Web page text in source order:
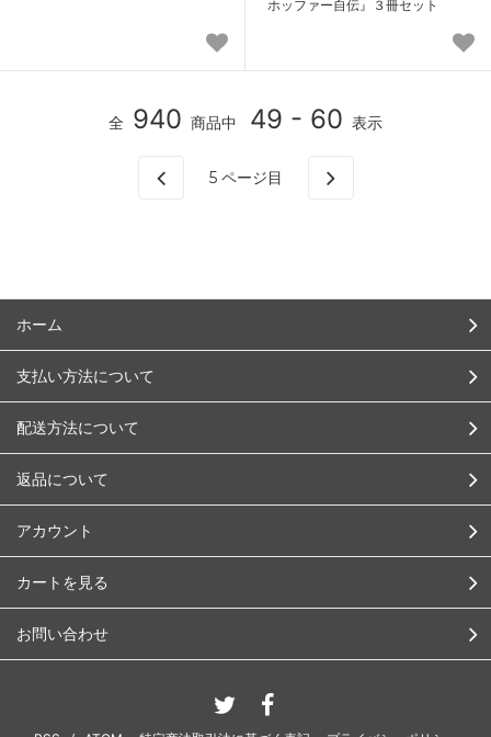
ホッファー自伝』３冊セット
全 940 商品中 49 - 60 表示
5 ページ目
ホーム
支払い方法について
配送方法について
返品について
アカウント
カートを見る
お問い合わせ